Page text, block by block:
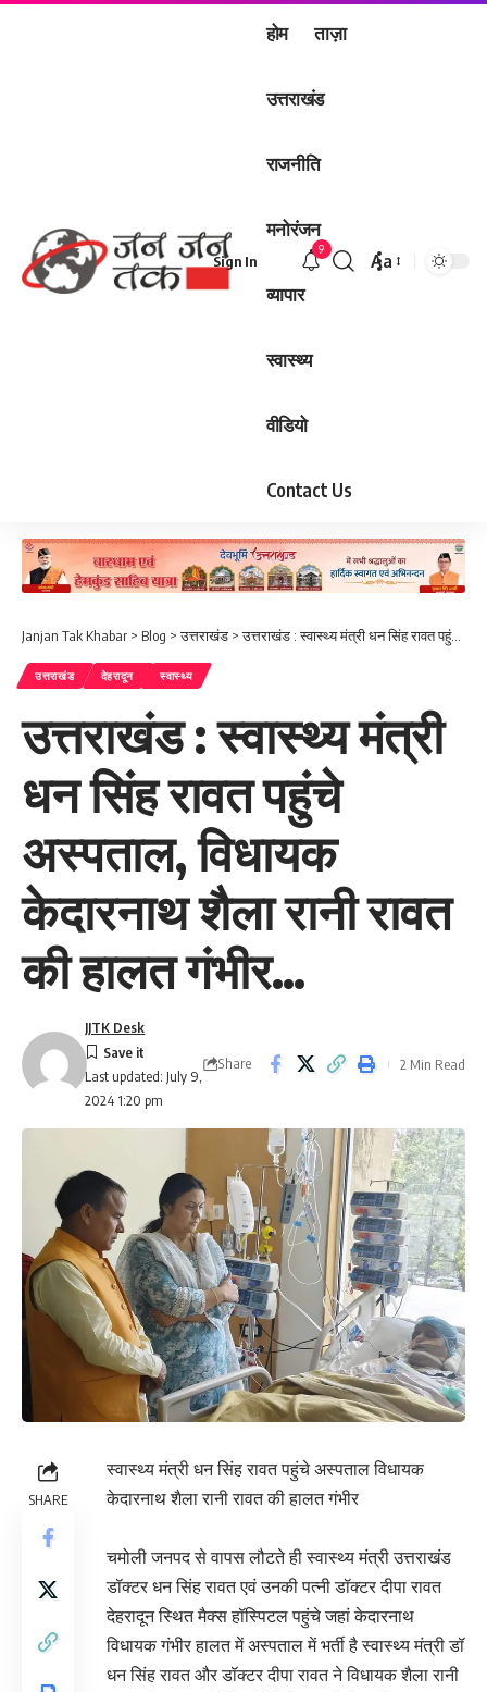
होम ताज़ा
उत्तराखंड
राजनीति
मनोरंजन
व्यापार
स्वास्थ्य
वीडियो
Contact Us
Sign In
9
Font
Aa
Janjan Tak Khabar > Blog >उत्तराखंड >उत्तराखंड : स्वास्थ्य मंत्री धन सिंह रावत पहुंचे अस्पताल, विधायक केदारनाथ शैला रानी रावत की हालत गंभीर…
उत्तराखंड देहरादून स्वास्थ्य
उत्तराखंड : स्वास्थ्य मंत्री
धन सिंह रावत पहुंचे
अस्पताल, विधायक
केदारनाथ शैला रानी रावत
की हालत गंभीर…
Last updated: July 9,
2024 1:20 pm
JJTK Desk
Share 2 Min Read
SHARE
स्वास्थ्य मंत्री धन सिंह रावत पहुंचे अस्पताल विधायक
केदारनाथ शैला रानी रावत की हालत गंभीर
चमोली जनपद से वापस लौटते ही स्वास्थ्य मंत्री उत्तराखंड
डॉक्टर धन सिंह रावत एवं उनकी पत्नी डॉक्टर दीपा रावत
देहरादून स्थित मैक्स हॉस्पिटल पहुंचे जहां केदारनाथ
विधायक गंभीर हालत में अस्पताल में भर्ती है स्वास्थ्य मंत्री डॉ
धन सिंह रावत और डॉक्टर दीपा रावत ने विधायक शैला रानी